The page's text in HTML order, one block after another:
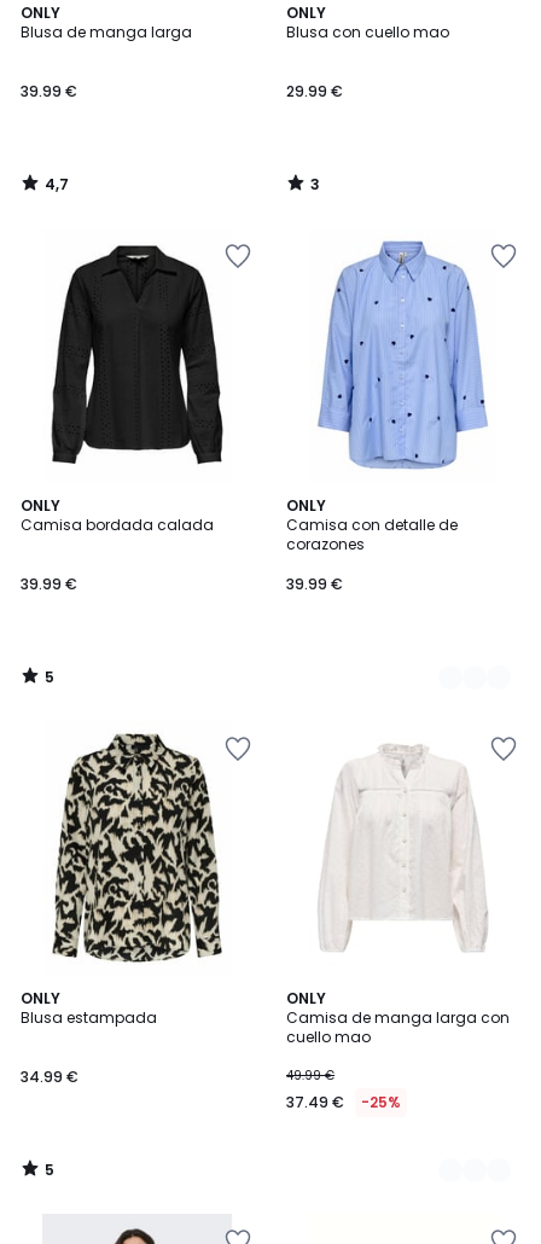
ONLY
Blusa de manga larga
39.99 €
4,7
/ 5
4,7
/
ONLY
Blusa con cuello mao
29.99 €
3
/
3
/
ONLY
Camisa bordada calada
39.99 €
5
/
5
/
ONLY
Camisa con detalle de
corazones
39.99 €
2
Colores
ONLY
Blusa estampada
34.99 €
5
/
5
/
ONLY
Camisa de manga larga con
cuello mao
49.99 €
37.49 € -25%
2
Colores